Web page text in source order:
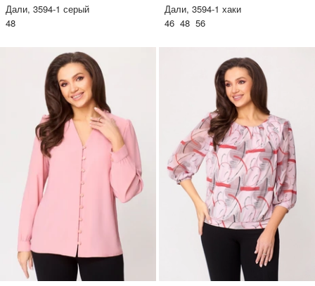
Дали, 3594-1 серый
48
Дали, 3594-1 хаки
46 48 56
Стильные подборки, эксклюзивные акции и горячие